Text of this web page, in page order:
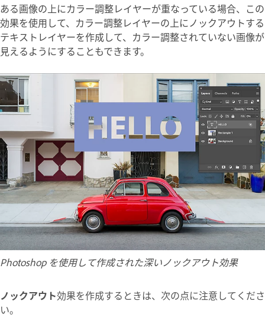
ある画像の上にカラー調整レイヤーが重なっている場合、この
効果を使用して、カラー調整レイヤーの上にノックアウトする
テキストレイヤーを作成して、カラー調整されていない画像が
見えるようにすることもできます。
Photoshop を使用して作成された深いノックアウト効果
ノックアウト効果を作成するときは、次の点に注意してくださ
い。